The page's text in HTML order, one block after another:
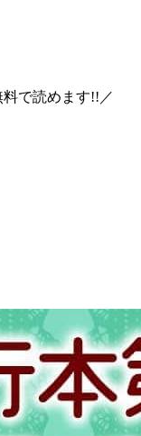
料で読めます!!／